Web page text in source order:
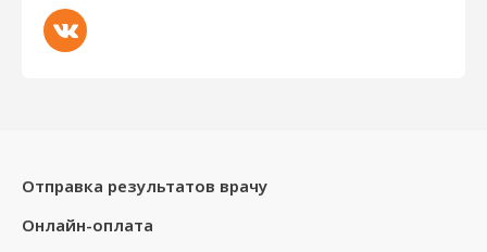
Отправка результатов врачу
Онлайн-оплата